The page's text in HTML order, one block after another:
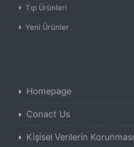
Tıp Ürünleri
Yeni Ürünler
Homepage
Conact Us
Kişisel Verilerin Korunması